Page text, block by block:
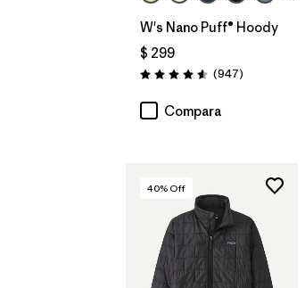
W's Nano Puff® Hoody
$ 299
Valoración: 4.6 / 5
(947Comentarios
)
Compara
40% Off